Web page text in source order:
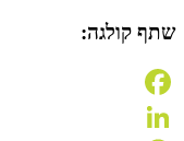
שתף קולגה:
Facebook